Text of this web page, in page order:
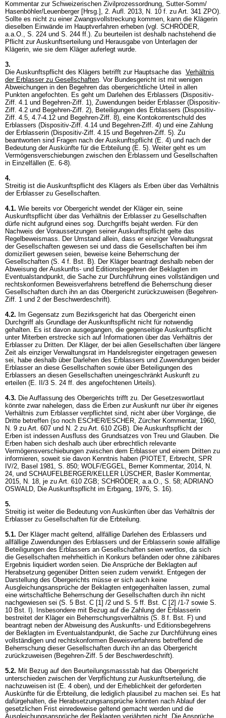
Kommentar zur Schweizerischen Zivilprozessordnung, Sutter-Somm/
Hasenböhler/Leuenberger [Hrsg.], 2. Aufl. 2013, N. 10 f. zu Art. 341 ZPO).
Sollte es nicht zu einer Zwangsvollstreckung kommen, kann die Klägerin
dieselben Einwände im Hauptverfahren erheben (vgl. SCHRÖDER,
a.a.O., S. 224 und S. 244 ff.). Zu beurteilen ist deshalb nachstehend die
Pflicht zur Auskunftserteilung und Herausgabe von Unterlagen der
Klägerin, wie sie dem Kläger auferlegt wurde.
3.
Die Auskunftspflicht des Klägers betrifft zur Hauptsache das Verhältnis
der Erblasser zu Gesellschaften. Vor Bundesgericht ist mit wenigen
Abweichungen in den Begehren das obergerichtliche Urteil in allen
Punkten angefochten. Es geht um Darlehen des Erblassers (Dispositiv-
Ziff. 4.1 und Begehren-Ziff. 1), Zuwendungen beider Erblasser (Dispositiv-
Ziff. 4.2 und Begehren-Ziff. 2), Beteiligungen des Erblassers (Dispositiv-
Ziff. 4.5, 4.7-4.12 und Begehren-Ziff. 8), eine Kontokorrentschuld des
Erblassers (Dispositiv-Ziff. 4.14 und Begehren-Ziff. 4) und eine Zahlung
der Erblasserin (Dispositiv-Ziff. 4.15 und Begehren-Ziff. 5). Zu
beantworten sind Fragen nach der Auskunftspflicht (E. 4) und nach der
Bedeutung der Auskünfte für die Erbteilung (E. 5). Weiter geht es um
Vermögensverschiebungen zwischen den Erblassern und Gesellschaften
in Einzelfällen (E. 6-8).
4.
Streitig ist die Auskunftspflicht des Klägers als Erben über das Verhältnis
der Erblasser zu Gesellschaften.
4.1. Wie bereits vor Obergericht wendet der Kläger ein, seine
Auskunftspflicht über das Verhältnis der Erblasser zu Gesellschaften
dürfe nicht aufgrund eines sog. Durchgriffs bejaht werden. Für den
Nachweis der Voraussetzungen seiner Auskunftspflicht gelte das
Regelbeweismass. Der Umstand allein, dass er einziger Verwaltungsrat
der Gesellschaften gewesen sei und dass die Gesellschaften bei ihm
domiziliert gewesen seien, beweise keine Beherrschung der
Gesellschaften (S. 4 f. Bst. B). Der Kläger beantragt deshalb neben der
Abweisung der Auskunfts- und Editionsbegehren der Beklagten im
Eventualstandpunkt, die Sache zur Durchführung eines vollständigen und
rechtskonformen Beweisverfahrens betreffend die Beherrschung dieser
Gesellschaften durch ihn an das Obergericht zurückzuweisen (Begehren-
Ziff. 1 und 2 der Beschwerdeschrift).
4.2. Im Gegensatz zum Bezirksgericht hat das Obergericht einen
Durchgriff als Grundlage der Auskunftspflicht nicht für notwendig
gehalten. Es ist davon ausgegangen, die gegenseitige Auskunftspflicht
unter Miterben erstrecke sich auf Informationen über das Verhältnis der
Erblasser zu Dritten. Der Kläger, der bei allen Gesellschaften über längere
Zeit als einziger Verwaltungsrat im Handelsregister eingetragen gewesen
sei, habe deshalb über Darlehen des Erblassers und Zuwendungen beider
Erblasser an diese Gesellschaften sowie über Beteiligungen des
Erblassers an diesen Gesellschaften uneingeschränkt Auskunft zu
erteilen (E. II/3 S. 24 ff. des angefochtenen Urteils).
4.3. Die Auffassung des Obergerichts trifft zu. Der Gesetzeswortlaut
könnte zwar nahelegen, dass die Erben zur Auskunft nur über ihr eigenes
Verhältnis zum Erblasser verpflichtet sind, nicht aber über Vorgänge, die
Dritte betreffen (so noch ESCHER/ESCHER, Zürcher Kommentar, 1960,
N. 9 zu Art. 607 und N. 2 zu Art. 610 ZGB). Die Auskunftspflicht der
Erben ist indessen Ausfluss des Grundsatzes von Treu und Glauben. Die
Erben haben sich deshalb auch über erbrechtlich relevante
Vermögensverschiebungen zwischen dem Erblasser und einem Dritten zu
informieren, soweit sie davon Kenntnis haben (PIOTET, Erbrecht, SPR
IV/2, Basel 1981, S. 850; WOLF/EGGEL, Berner Kommentar, 2014, N.
24, und SCHAUFELBERGER/KELLER LÜSCHER, Basler Kommentar,
2015, N. 18, je zu Art. 610 ZGB; SCHRÖDER, a.a.O., S. 58; ADRIANO
OSWALD, Die Auskunftspflicht im Erbgang, 1976, S. 16).
5.
Streitig ist weiter die Bedeutung von Auskünften über das Verhältnis der
Erblasser zu Gesellschaften für die Erbteilung.
5.1. Der Kläger macht geltend, allfällige Darlehen des Erblassers und
allfällige Zuwendungen des Erblassers und der Erblasserin sowie allfällige
Beteiligungen des Erblassers an Gesellschaften seien wertlos, da sich
die Gesellschaften mehrheitlich in Konkurs befänden oder ohne zählbares
Ergebnis liquidiert worden seien. Die Ansprüche der Beklagten auf
Herabsetzung gegenüber Dritten seien zudem verwirkt. Entgegen der
Darstellung des Obergerichts müsse er sich auch keine
Ausgleichungsansprüche der Beklagten entgegenhalten lassen, zumal
eine wirtschaftliche Beherrschung der Gesellschaften durch ihn nicht
nachgewiesen sei (S. 5 Bst. C [1] /2 und S. 5 ff. Bst. C [2] /1-7 sowie S.
10 Bst. I). Insbesondere mit Bezug auf die Zahlung der Erblasserin
bestreitet der Kläger ein Beherrschungsverhältnis (S. 8 f. Bst. F) und
beantragt neben der Abweisung des Auskunfts- und Editionsbegehrens
der Beklagten im Eventualstandpunkt, die Sache zur Durchführung eines
vollständigen und rechtskonformen Beweisverfahrens betreffend die
Beherrschung dieser Gesellschaften durch ihn an das Obergericht
zurückzuweisen (Begehren-Ziff. 5 der Beschwerdeschrift).
5.2. Mit Bezug auf den Beurteilungsmassstab hat das Obergericht
unterschieden zwischen der Verpflichtung zur Auskunftserteilung, die
nachzuweisen ist (E. 4 oben), und der Erheblichkeit der geforderten
Auskünfte für die Erbteilung, die lediglich plausibel zu machen sei. Es hat
dafürgehalten, die Herabsetzungsansprüche könnten nach Ablauf der
gesetzlichen Frist einredeweise geltend gemacht werden und die
Ausgleichungsansprüche der Beklagten verjährten nicht. Die Ansprüche